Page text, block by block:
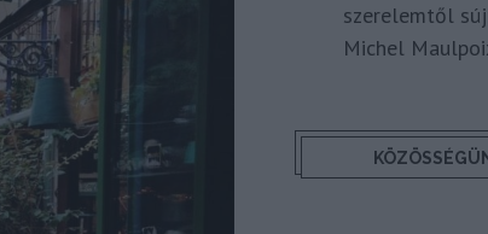
szerelemtől
Michel